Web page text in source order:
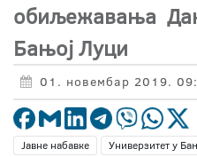
обиљежавања
Бањој Луци
01. новембар 2019.
Јавне набавке
Универзитет у